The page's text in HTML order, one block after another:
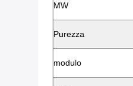
MW
Purezza
modulo